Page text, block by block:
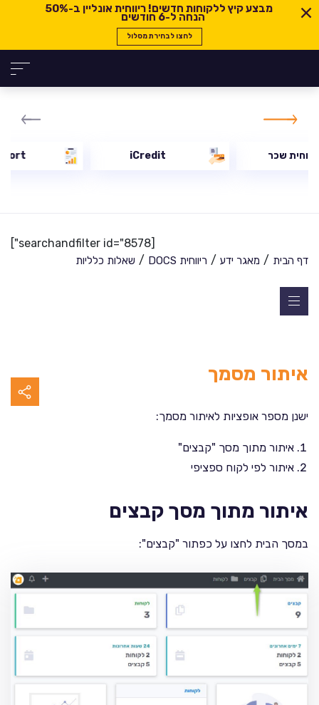
מבצע קיץ ללקוחות חדשים! ריווחית אונליין ב-50%
הנחה ל-6 חודשים
לחצו לבחירת מסלול
ריווחית שכר iCredit
[searchandfilter id="8578"]
דף הבית / מאגר ידע / ריווחית DOCS / שאלות כלליות
איתור מסמך
ישנן מספר אופציות לאיתור מסמך:
איתור מתוך מסך "קבצים"
איתור לפי לקוח ספציפי
איתור מתוך מסך קבצים
במסך הבית לחצו על כפתור "קבצים":